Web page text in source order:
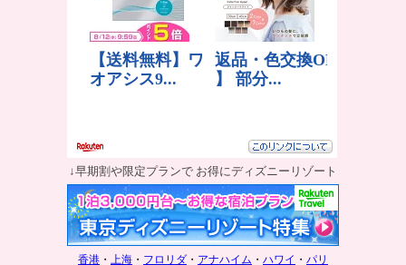
↓早期割や限定プランで お得にディズニーリゾート
香港 ・ 上海 ・ フロリダ ・ アナハイム ・ ハワイ ・ パリ